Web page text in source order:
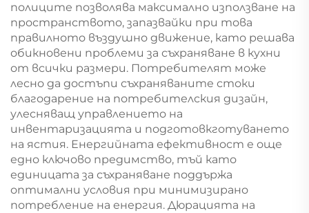
полиците позволява максимално използване на
пространството, запазвайки при това
правилното въздушно движение, като решава
обикновени проблеми за съхраняване в кухни
от всички размери. Потребителят може
лесно да достъпи съхраняваните стоки
благодарение на потребителския дизайн,
улесняващ управлението на
инвентаризацията и подготовкготуването
на ястия. Енергийната ефективност е още
едно ключово предимство, тъй като
единицата за съхраняване поддържа
оптимални условия при минимизирано
потребление на енергия. Дюрацията на